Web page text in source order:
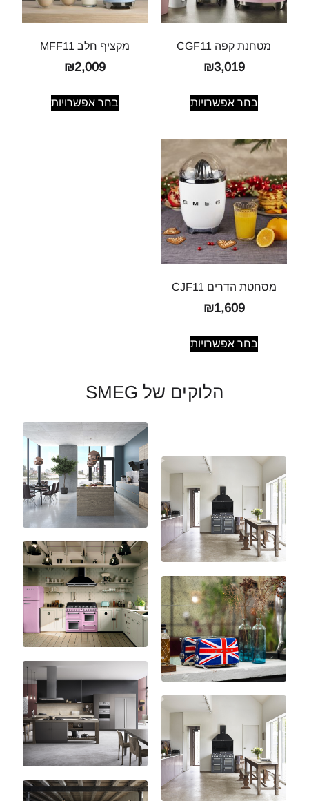
מטחנת קפה CGF11
₪3,019
בחר אפשרויות
מקציף חלב MFF11
₪2,009
בחר אפשרויות
מסחטת הדרים CJF11
₪1,609
בחר אפשרויות
הלוקים של SMEG